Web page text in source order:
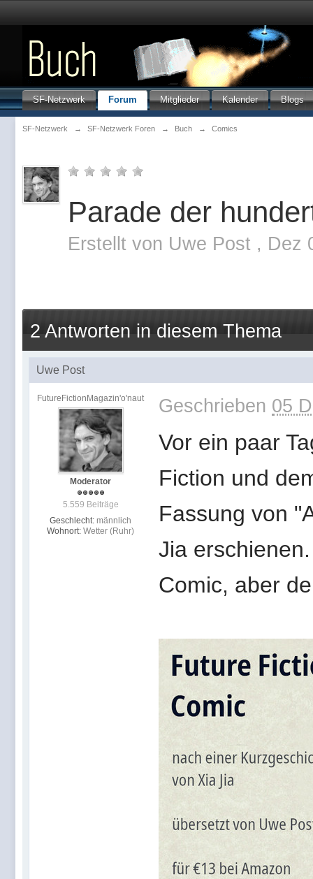
SF-Netzwerk Forum Mitglieder Kalender Blogs
SF-Netzwerk → SF-Netzwerk Foren → Buch → Comics
Parade der
Erstellt von Uwe Post , Dez
2 Antworten in diesem Thema
Uwe Post
FutureFictionMagazin'o'naut
Moderator
5.559 Beiträge
Geschlecht: männlich
Wohnort: Wetter (Ruhr)
Geschrieben 05
Vor ein paar
Fiction und
Fassung von
Jia
Comic, aber